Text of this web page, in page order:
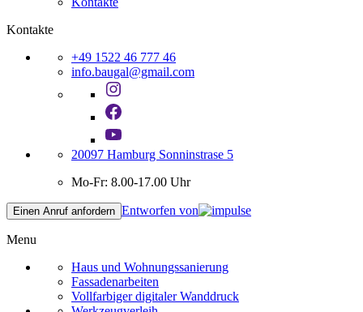
Kontakte
+49 1522 46 777 46
info.baugal@gmail.com
20097 Hamburg Sonninstrase 5
Mo-Fr: 8.00-17.00 Uhr
Einen Anruf anfordern Entworfen von
Menu
Haus und Wohnungssanierung
Fassadenarbeiten
Vollfarbiger digitaler Wanddruck